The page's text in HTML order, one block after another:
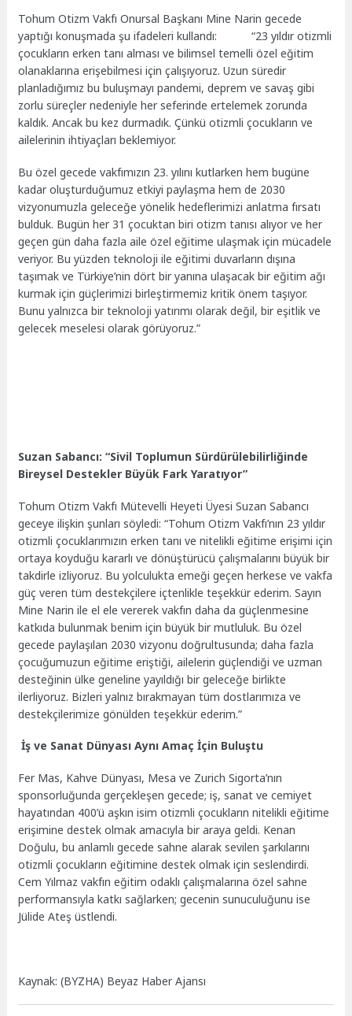
Tohum Otizm Vakfı Onursal Başkanı Mine Narin gecede
yaptığı konuşmada şu ifadeleri kullandı: “23 yıldır otizmli
çocukların erken tanı alması ve bilimsel temelli özel eğitim
olanaklarına erişebilmesi için çalışıyoruz. Uzun süredir
planladığımız bu buluşmayı pandemi, deprem ve savaş gibi
zorlu süreçler nedeniyle her seferinde ertelemek zorunda
kaldık. Ancak bu kez durmadık. Çünkü otizmli çocukların ve
ailelerinin ihtiyaçları beklemiyor.
Bu özel gecede vakfımızın 23. yılını kutlarken hem bugüne
kadar oluşturduğumuz etkiyi paylaşma hem de 2030
vizyonumuzla geleceğe yönelik hedeflerimizi anlatma fırsatı
bulduk. Bugün her 31 çocuktan biri otizm tanısı alıyor ve her
geçen gün daha fazla aile özel eğitime ulaşmak için mücadele
veriyor. Bu yüzden teknoloji ile eğitimi duvarların dışına
taşımak ve Türkiye’nin dört bir yanına ulaşacak bir eğitim ağı
kurmak için güçlerimizi birleştirmemiz kritik önem taşıyor.
Bunu yalnızca bir teknoloji yatırımı olarak değil, bir eşitlik ve
gelecek meselesi olarak görüyoruz.”
Suzan Sabancı: “Sivil Toplumun Sürdürülebilirliğinde
Bireysel Destekler Büyük Fark Yaratıyor”
Tohum Otizm Vakfı Mütevelli Heyeti Üyesi Suzan Sabancı
geceye ilişkin şunları söyledi: “Tohum Otizm Vakfı’nın 23 yıldır
otizmli çocuklarımızın erken tanı ve nitelikli eğitime erişimi için
ortaya koyduğu kararlı ve dönüştürücü çalışmalarını büyük bir
takdirle izliyoruz. Bu yolculukta emeği geçen herkese ve vakfa
güç veren tüm destekçilere içtenlikle teşekkür ederim. Sayın
Mine Narin ile el ele vererek vakfın daha da güçlenmesine
katkıda bulunmak benim için büyük bir mutluluk. Bu özel
gecede paylaşılan 2030 vizyonu doğrultusunda; daha fazla
çocuğumuzun eğitime eriştiği, ailelerin güçlendiği ve uzman
desteğinin ülke geneline yayıldığı bir geleceğe birlikte
ilerliyoruz. Bizleri yalnız bırakmayan tüm dostlarımıza ve
destekçilerimize gönülden teşekkür ederim.”
İş ve Sanat Dünyası Aynı Amaç İçin Buluştu
Fer Mas, Kahve Dünyası, Mesa ve Zurich Sigorta’nın
sponsorluğunda gerçekleşen gecede; iş, sanat ve cemiyet
hayatından 400’ü aşkın isim otizmli çocukların nitelikli eğitime
erişimine destek olmak amacıyla bir araya geldi. Kenan
Doğulu, bu anlamlı gecede sahne alarak sevilen şarkılarını
otizmli çocukların eğitimine destek olmak için seslendirdi.
Cem Yılmaz vakfın eğitim odaklı çalışmalarına özel sahne
performansıyla katkı sağlarken; gecenin sunuculuğunu ise
Jülide Ateş üstlendi.
Kaynak: (BYZHA) Beyaz Haber Ajansı